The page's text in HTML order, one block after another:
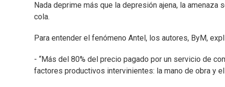
Nada deprime más que la depresión ajena, la
cola.
Para entender el fenómeno Antel, los autores, ByM,
- “Más del 80% del precio pagado por un servicio de
factores productivos intervinientes: la mano de obra y